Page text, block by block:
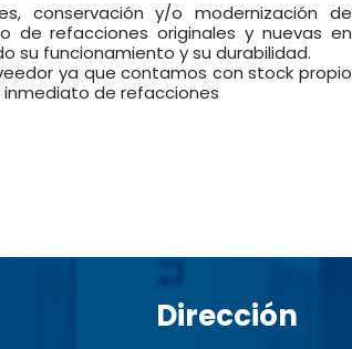
conservación y/o modernización de
de refacciones originales y nuevas en
su funcionamiento y su durabilidad.
ya que contamos con stock propio
de refacciones
Dirección